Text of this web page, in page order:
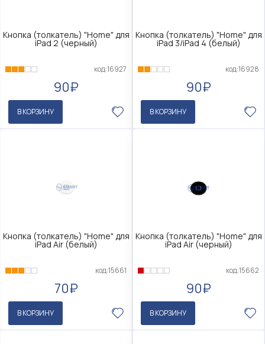
Кнопка (толкатель) "Home" для
iPad 2 (черный)
код:16927
90₽
В КОРЗИНУ
Кнопка (толкатель) "Home" для
iPad 3/iPad 4 (белый)
код:16928
90₽
В КОРЗИНУ
Кнопка (толкатель) "Home" для
iPad Air (белый)
код:15661
70₽
В КОРЗИНУ
Кнопка (толкатель) "Home" для
iPad Air (черный)
код:15662
90₽
В КОРЗИНУ